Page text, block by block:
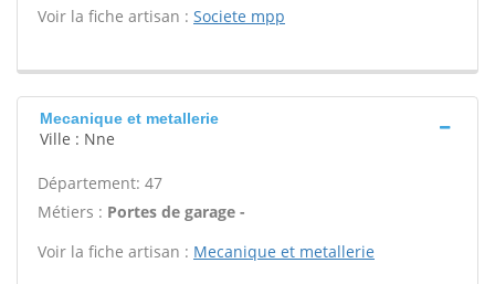
Voir la fiche artisan : Societe mpp
Mecanique et metallerie
Ville : Nne
Département: 47
Métiers : Portes de garage -
Voir la fiche artisan : Mecanique et metallerie